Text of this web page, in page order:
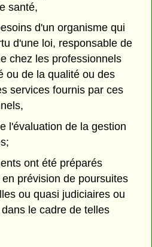
santé,
d'un organisme qui
d'une loi, responsable de
chez les professionnels
ou de la qualité ou des
services fournis par ces
l'évaluation de la gestion
ont été préparés
prévision de poursuites
ou quasi judiciaires ou
le cadre de telles